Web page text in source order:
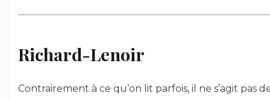
Richard-Lenoir
Contrairement à ce qu’on lit parfois, il ne s’agit pas